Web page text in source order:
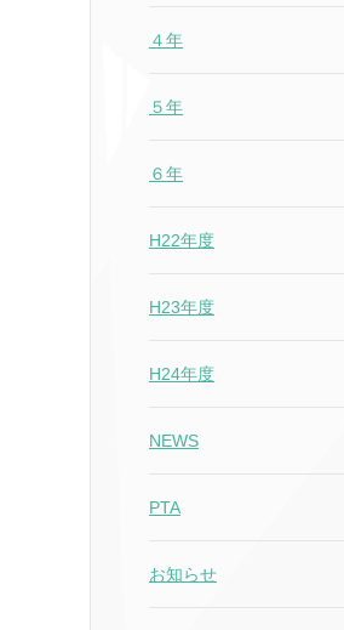
４年
５年
６年
H22年度
H23年度
H24年度
NEWS
PTA
お知らせ